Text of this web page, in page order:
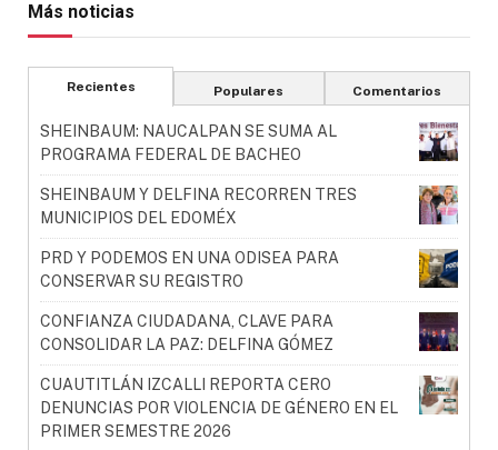
Más noticias
Recientes Populares Comentarios
SHEINBAUM: NAUCALPAN SE SUMA AL
PROGRAMA FEDERAL DE BACHEO
SHEINBAUM Y DELFINA RECORREN TRES
MUNICIPIOS DEL EDOMÉX
PRD Y PODEMOS EN UNA ODISEA PARA
CONSERVAR SU REGISTRO
CONFIANZA CIUDADANA, CLAVE PARA
CONSOLIDAR LA PAZ: DELFINA GÓMEZ
CUAUTITLÁN IZCALLI REPORTA CERO
DENUNCIAS POR VIOLENCIA DE GÉNERO EN EL
PRIMER SEMESTRE 2026